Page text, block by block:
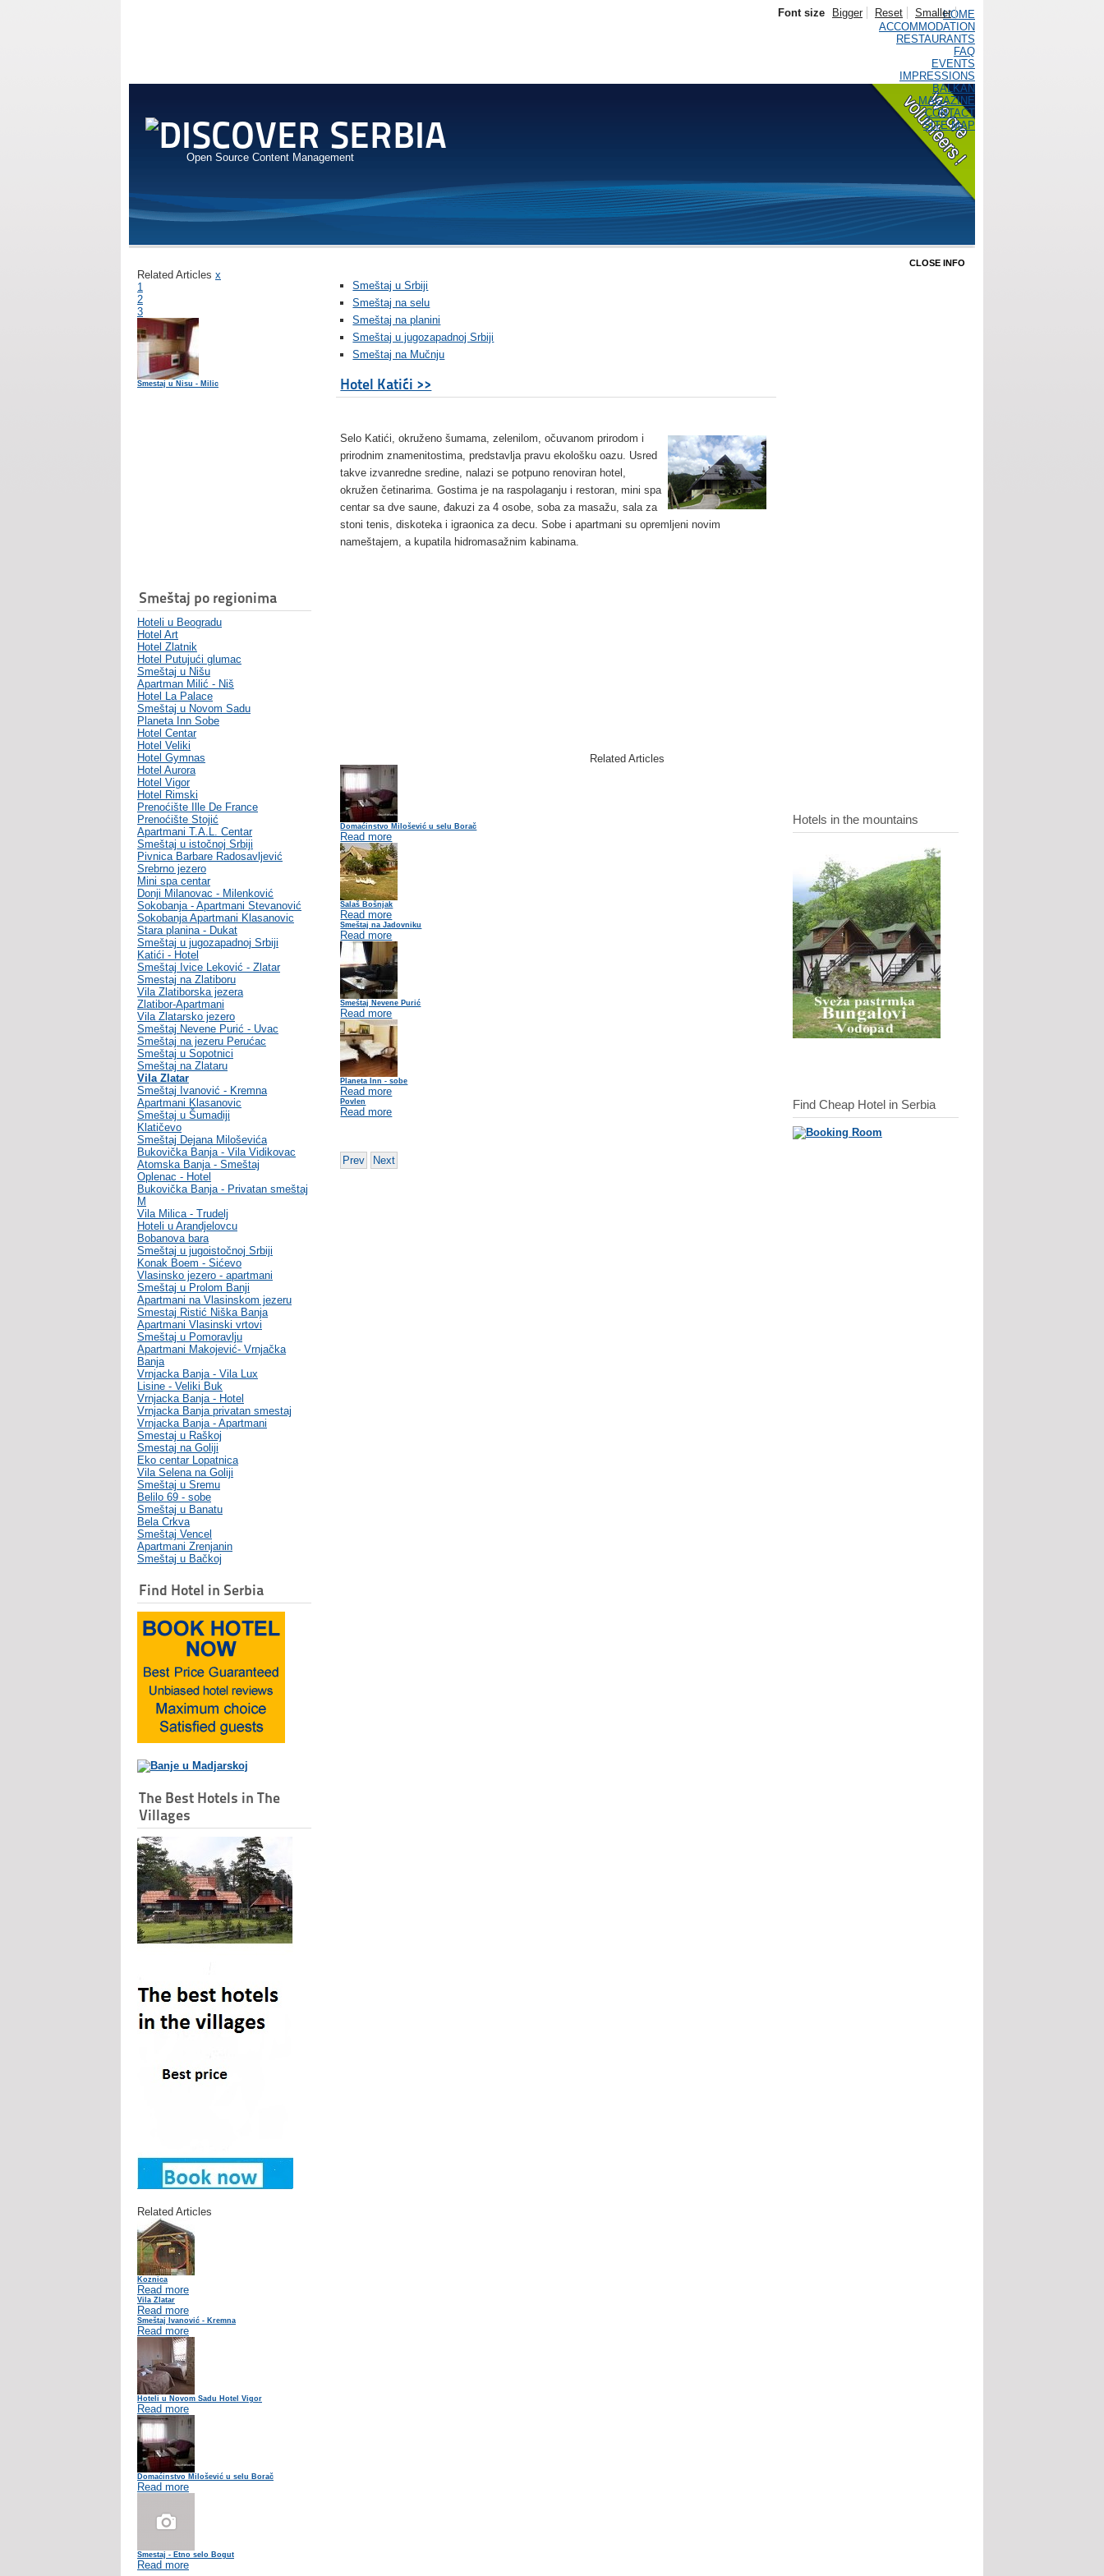
Open Source Content Management
HOME
ACCOMMODATION
RESTAURANTS
FAQ
EVENTS
IMPRESSIONS
BALKAN
MAGAZINE
CONTACT
SITE MAP
Font size Bigger Reset Smaller
Related Articles x
1
2
3
Smestaj u Nisu - Milic
Smeštaj po regionima
Hoteli u Beogradu
Hotel Art
Hotel Zlatnik
Hotel Putujući glumac
Smeštaj u Nišu
Apartman Milić - Niš
Hotel La Palace
Smeštaj u Novom Sadu
Planeta Inn Sobe
Hotel Centar
Hotel Veliki
Hotel Gymnas
Hotel Aurora
Hotel Vigor
Hotel Rimski
Prenoćište Ille De France
Prenoćište Stojić
Apartmani T.A.L. Centar
Smeštaj u istočnoj Srbiji
Pivnica Barbare Radosavljević
Srebrno jezero
Mini spa centar
Donji Milanovac - Milenković
Sokobanja - Apartmani Stevanović
Sokobanja Apartmani Klasanovic
Stara planina - Dukat
Smeštaj u jugozapadnoj Srbiji
Katići - Hotel
Smeštaj Ivice Leković - Zlatar
Smestaj na Zlatiboru
Vila Zlatiborska jezera
Zlatibor-Apartmani
Vila Zlatarsko jezero
Smeštaj Nevene Purić - Uvac
Smeštaj na jezeru Perućac
Smeštaj u Sopotnici
Smeštaj na Zlataru
Vila Zlatar
Smeštaj Ivanović - Kremna
Apartmani Klasanovic
Smeštaj u Šumadiji
Klatičevo
Smeštaj Dejana Miloševića
Bukovička Banja - Vila Vidikovac
Atomska Banja - Smeštaj
Oplenac - Hotel
Bukovička Banja - Privatan smeštaj
M
Vila Milica - Trudelj
Hoteli u Arandjelovcu
Bobanova bara
Smeštaj u jugoistočnoj Srbiji
Konak Boem - Sićevo
Vlasinsko jezero - apartmani
Smeštaj u Prolom Banji
Apartmani na Vlasinskom jezeru
Smestaj Ristić Niška Banja
Apartmani Vlasinski vrtovi
Smeštaj u Pomoravlju
Apartmani Makojević- Vrnjačka
Banja
Vrnjacka Banja - Vila Lux
Lisine - Veliki Buk
Vrnjacka Banja - Hotel
Vrnjacka Banja privatan smestaj
Vrnjacka Banja - Apartmani
Smestaj u Raškoj
Smestaj na Goliji
Eko centar Lopatnica
Vila Selena na Goliji
Smeštaj u Sremu
Belilo 69 - sobe
Smeštaj u Banatu
Bela Crkva
Smeštaj Vencel
Apartmani Zrenjanin
Smeštaj u Bačkoj
Find Hotel in Serbia
The Best Hotels in The
Villages
Related Articles
Koznica
Read more
Vila Zlatar
Read more
Smeštaj Ivanović - Kremna
Read more
Hoteli u Novom Sadu Hotel Vigor
Read more
Domaćinstvo Milošević u selu Borač
Read more
Smestaj - Etno selo Bogut
Read more
Smeštaj u Srbiji
Smeštaj na selu
Smeštaj na planini
Smeštaj u jugozapadnoj Srbiji
Smeštaj na Mučnju
Hotel Katići >>
Selo Katići, okruženo šumama, zelenilom, očuvanom prirodom i
prirodnim znamenitostima, predstavlja pravu ekološku oazu. Usred
takve izvanredne sredine, nalazi se potpuno renoviran hotel,
okružen četinarima. Gostima je na raspolaganju i restoran, mini spa
centar sa dve saune, đakuzi za 4 osobe, soba za masažu, sala za
stoni tenis, diskoteka i igraonica za decu. Sobe i apartmani su opremljeni novim
nameštajem, a kupatila hidromasažnim kabinama.
Related Articles
Domaćinstvo Milošević u selu Borač
Read more
Salaš Bošnjak
Read more
Smeštaj na Jadovniku
Read more
Smeštaj Nevene Purić
Read more
Planeta Inn - sobe
Read more
Povlen
Read more
Prev Next
CLOSE INFO
Hotels in the mountains
Find Cheap Hotel in Serbia